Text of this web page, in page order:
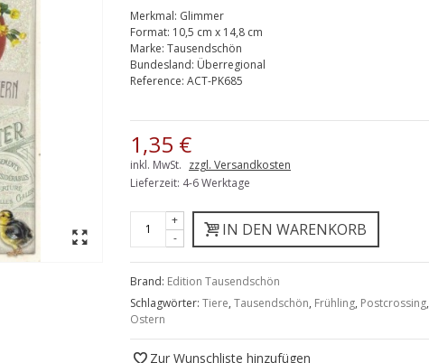
Merkmal: Glimmer
Format: 10,5 cm x 14,8 cm
Marke: Tausendschön
Bundesland: Überregional
Reference: ACT-PK685
1,35 €
inkl. MwSt. zzgl. Versandkosten
Lieferzeit: 4-6 Werktage
-
+ IN DEN WARENKORB
Brand: Edition Tausendschön
Schlagwörter: Tiere, Tausendschön, Frühling, Postcrossing,
Ostern
Zur Wunschliste hinzufügen